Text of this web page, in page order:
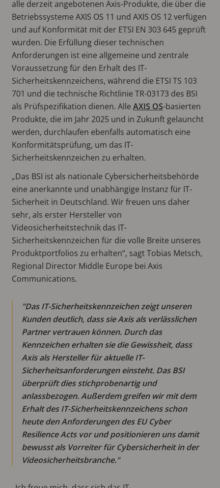
alle derzeit angebotenen Axis-Produkte, die über die
Betriebssysteme AXIS OS 11 und AXIS OS 12 verfügen
und auf Konformität mit der ETSI EN 303 645 geprüft
wurden. Die Erfüllung dieser technischen
Anforderungen ist eine allgemeine und zentrale
Voraussetzung für den Erhalt des IT-
Sicherheitskennzeichens, während die ETSI TS 103
701 und die technische Richtlinie TR-03173 des BSI
als Prüfspezifikation dienen. Alle AXIS OS-basierten
Produkte, die im Jahr 2025 und in Zukunft gelauncht
werden, durchlaufen ebenfalls automatisch eine
Konformitätsprüfung, um das IT-
Sicherheitskennzeichen zu erhalten.
„Das BSI ist als nationale Cybersicherheitsbehörde
eine anerkannte und unabhängige Instanz für IT-
Sicherheit in Deutschland. Wir freuen uns daher
sehr, als erster Hersteller von
Videosicherheitstechnik das IT-
Sicherheitskennzeichen für die volle Breite unseres
Produktportfolios zu erhalten“, sagt Tobias Metsch,
Regional Director Middle Europe bei Axis
Communications.
Das IT-Sicherheitskennzeichen zeigt unseren
Kunden deutlich, dass sie Axis als verlässlichen
Partner vertrauen können. Durch das
Kennzeichen erhalten sie die Gewissheit, dass
Axis als Hersteller für aktuelle IT-
Sicherheitsanforderungen einsteht. Das BSI
überprüft dies stichprobenartig und
anlassbezogen. Außerdem greifen wir mit dem
Erhalt des IT-Sicherheitskennzeichens schon
heute den Anforderungen des EU Cyber
Resilience Acts vor und positionieren uns damit
bewusst als Vorreiter für Cybersicherheit in der
Videosicherheitsbranche.